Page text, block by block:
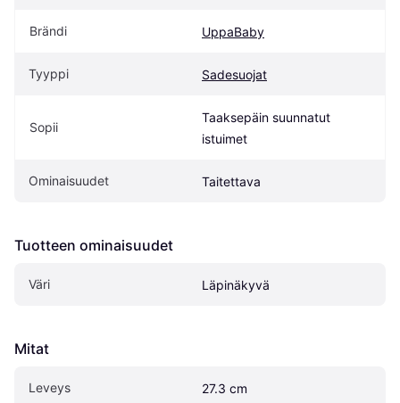
Brändi UppaBaby
Tyyppi Sadesuojat
Sopii
Taaksepäin suunnatut
istuimet
Ominaisuudet Taitettava
Tuotteen ominaisuudet
Väri Läpinäkyvä
Mitat
Leveys 27.3 cm